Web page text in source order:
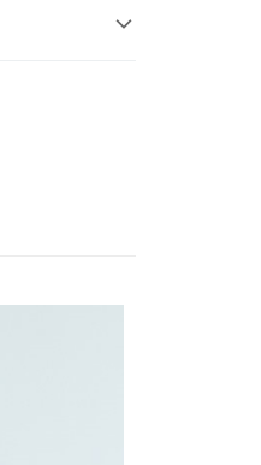
帳。
可透過四大超商
成。
取消訂單，請聯
需透過AFTEE
為準，若有關於